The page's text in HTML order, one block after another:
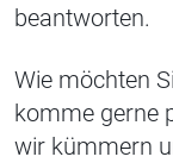
beantworten.
Wie möchten
komme gerne
wir kümmern